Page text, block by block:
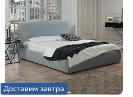
Доставим завтра